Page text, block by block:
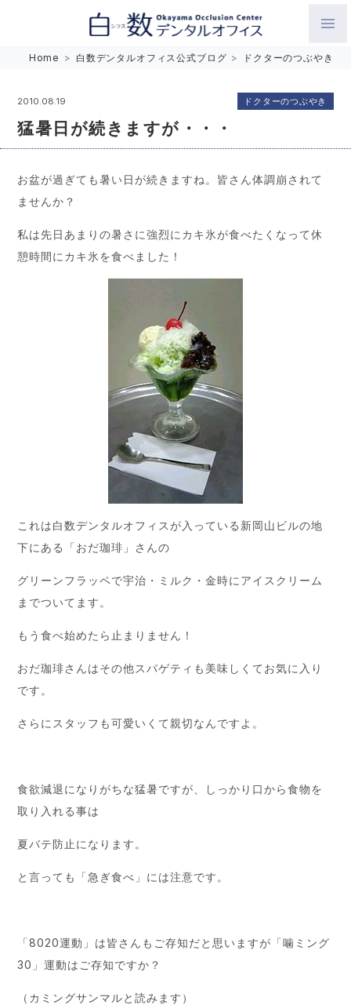
Home > 白数デンタルオフィス公式ブログ > ドクターのつぶやき
2010.08.19
猛暑日が続きますが・・・
ドクターのつぶやき
お盆が過ぎても暑い日が続きますね。皆さん体調崩されて
ませんか？
私は先日あまりの暑さに強烈にカキ氷が食べたくなって休
憩時間にカキ氷を食べました！
これは白数デンタルオフィスが入っている新岡山ビルの地
下にある「おだ珈琲」さんの
グリーンフラッペで宇治・ミルク・金時にアイスクリーム
までついてます。
もう食べ始めたら止まりません！
おだ珈琲さんはその他スパゲティも美味しくてお気に入り
です。
さらにスタッフも可愛いくて親切なんですよ。
食欲減退になりがちな猛暑ですが、しっかり口から食物を
取り入れる事は
夏バテ防止になります。
と言っても「急ぎ食べ」には注意です。
「8020運動」は皆さんもご存知だと思いますが「噛ミング
30」運動はご存知ですか？
（カミングサンマルと読みます）